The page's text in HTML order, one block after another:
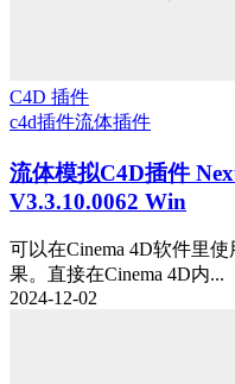
C4D 插件
c4d插件流体插件
流体模拟C4D插件
V3.3.10.0062 Win
可以在Cinema 4D软件里
果。直接在Cinema 4D内...
2024-12-02